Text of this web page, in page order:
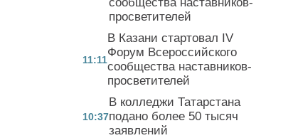
просветителей
11:11
В Казани стартовал IV
Форум Всероссийского
сообщества наставников-
просветителей
10:37
В колледжи Татарстана
подано более 50 тысяч
заявлений